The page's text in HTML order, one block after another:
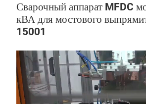
Сварочный аппарат MFDC
кВА для мостового
15001